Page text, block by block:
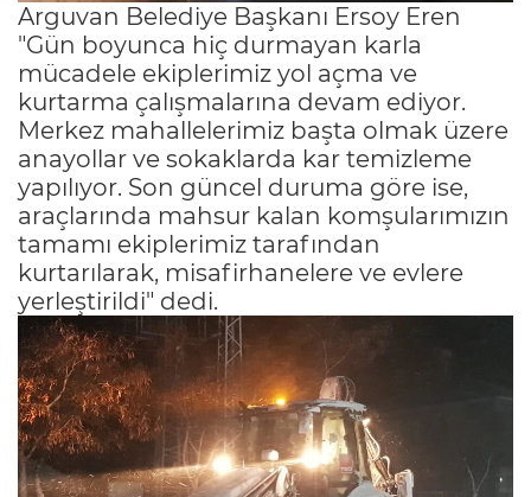
Arguvan Belediye Başkanı Ersoy Eren
"Gün boyunca hiç durmayan karla
mücadele ekiplerimiz yol açma ve
kurtarma çalışmalarına devam ediyor.
Merkez mahallelerimiz başta olmak üzere
anayollar ve sokaklarda kar temizleme
yapılıyor. Son güncel duruma göre ise,
araçlarında mahsur kalan komşularımızın
tamamı ekiplerimiz tarafından
kurtarılarak, misafirhanelere ve evlere
yerleştirildi" dedi.